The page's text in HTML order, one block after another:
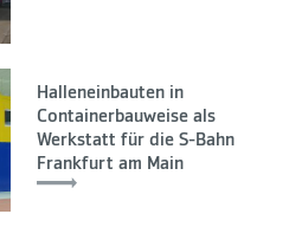
Halleneinbauten in
Containerbauweise als
Werkstatt für die S-Bahn
Frankfurt am Main